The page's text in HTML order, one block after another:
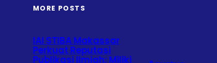
MORE POSTS
IAI STIBA Makassar
Perkuat Reputasi
Publikasi Ilmiah: Miliki